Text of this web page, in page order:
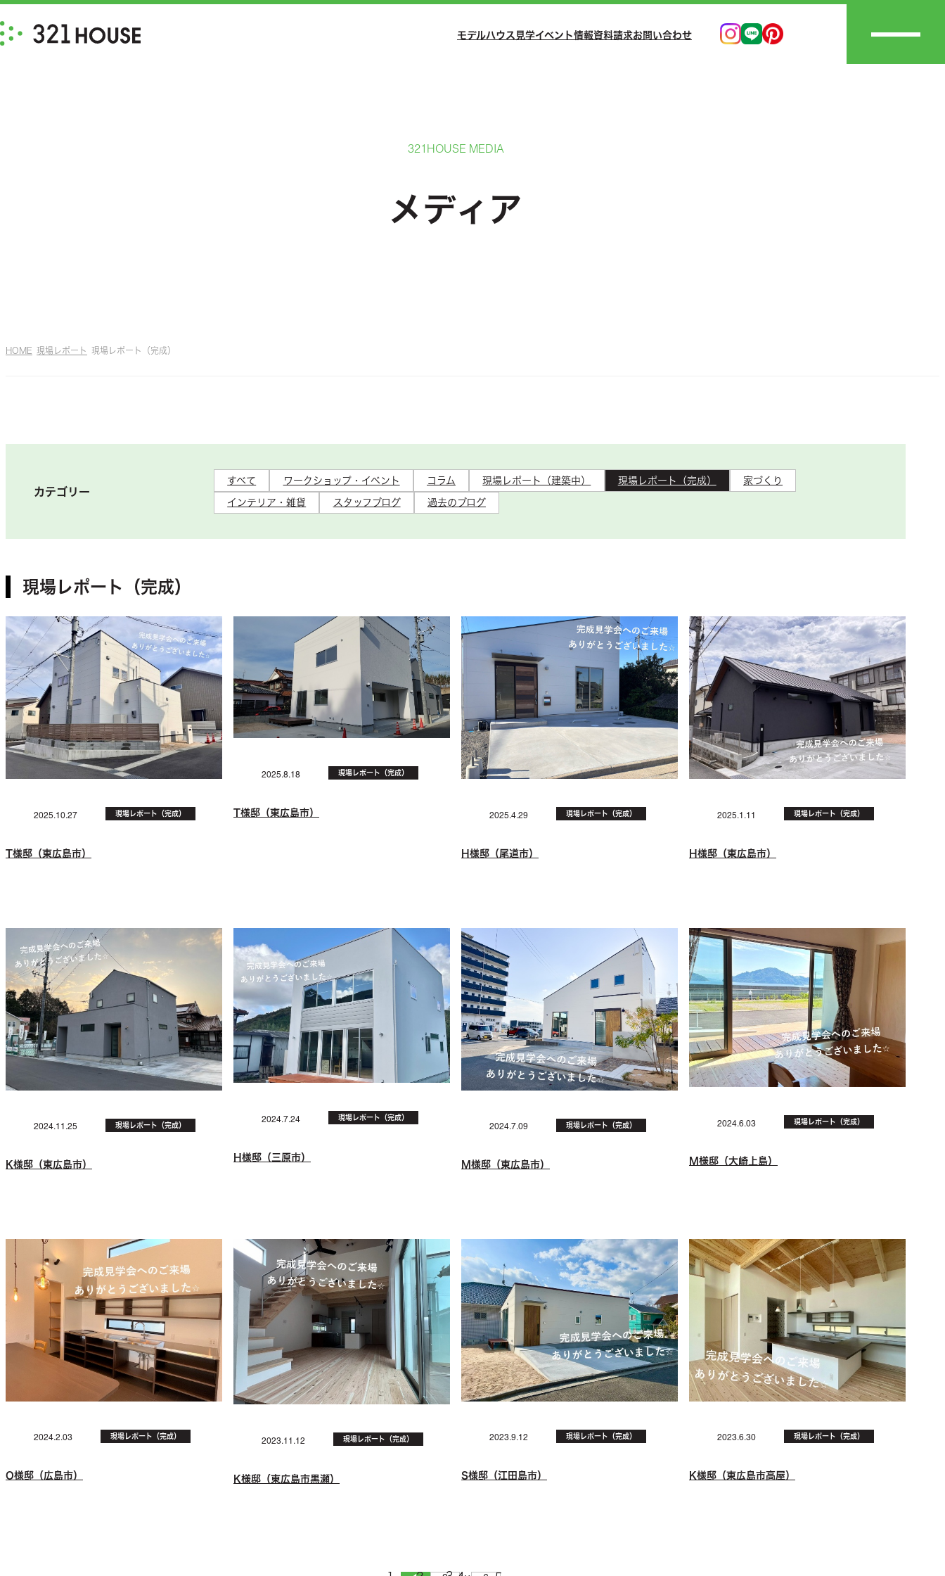
モデルハウス見学イベント情報資料請求お問い合わせ
321HOUSE MEDIA
メディア
HOME 現場レポート 現場レポート（完成）
カテゴリー
すべて ワークショップ・イベント コラム 現場レポート（建築中） 現場レポート（完成） 家づくり
インテリア・雑貨 スタッフブログ 過去のブログ
現場レポート（完成）
2025.10.27 現場レポート（完成）
T様邸（東広島市）
2025.8.18 現場レポート（完成）
T様邸（東広島市） 2025.4.29 現場レポート（完成）
H様邸（尾道市）
2025.1.11 現場レポート（完成）
H様邸（東広島市）
2024.11.25 現場レポート（完成）
K様邸（東広島市）
2024.7.24 現場レポート（完成）
H様邸（三原市）
2024.7.09 現場レポート（完成）
M様邸（東広島市）
2024.6.03 現場レポート（完成）
M様邸（大崎上島）
2024.2.03 現場レポート（完成）
O様邸（広島市）
2023.11.12 現場レポート（完成）
K様邸（東広島市黒瀬）
2023.9.12 現場レポート（完成）
S様邸（江田島市）
2023.6.30 現場レポート（完成）
K様邸（東広島市高屋）